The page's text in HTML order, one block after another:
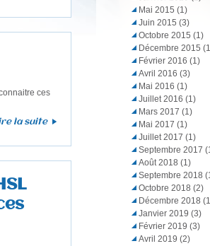
r
c
e
ces
la suite
Mai 2015 (1)
Juin 2015 (3)
Octobre 2015 (1)
Décembre 2015
Février 2016 (1)
Avril 2016 (3)
Mai 2016 (1)
Juillet 2016 (1)
Mars 2017 (1)
Mai 2017 (1)
Juillet 2017 (1)
Septembre 2017
Août 2018 (1)
Septembre 2018
Octobre 2018 (2)
Décembre 2018
Janvier 2019 (3)
Février 2019 (3)
Avril 2019 (2)